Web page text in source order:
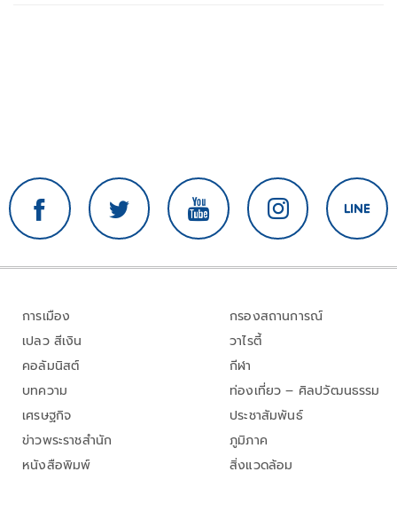
การเมือง
เปลว สีเงิน
คอลัมนิสต์
บทความ
เศรษฐกิจ
ข่าวพระราชสำนัก
หนังสือพิมพ์
กรองสถานการณ์
วาไรตี้
กีฬา
ท่องเที่ยว – ศิลปวัฒนธรรม
ประชาสัมพันธ์
ภูมิภาค
สิ่งแวดล้อม